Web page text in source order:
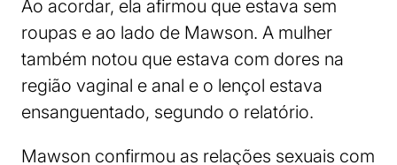
Ao acordar, ela afirmou que estava sem
roupas e ao lado de Mawson. A mulher
também notou que estava com dores na
região vaginal e anal e o lençol estava
ensanguentado, segundo o relatório.
Mawson confirmou as relações sexuais com